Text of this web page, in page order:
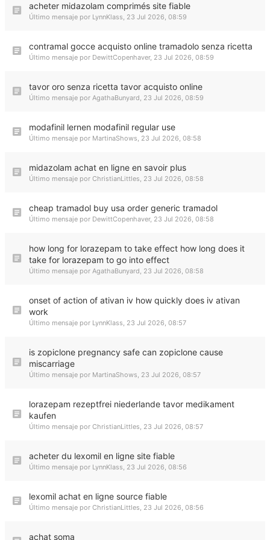
acheter midazolam comprimés site fiable
Último mensaje por LynnKlass, 23 Jul 2026, 08:59
contramal gocce acquisto online tramadolo senza ricetta
Último mensaje por DewittCopenhaver, 23 Jul 2026, 08:59
tavor oro senza ricetta tavor acquisto online
Último mensaje por AgathaBunyard, 23 Jul 2026, 08:59
modafinil lernen modafinil regular use
Último mensaje por MartinaShows, 23 Jul 2026, 08:58
midazolam achat en ligne en savoir plus
Último mensaje por ChristianLittles, 23 Jul 2026, 08:58
cheap tramadol buy usa order generic tramadol
Último mensaje por DewittCopenhaver, 23 Jul 2026, 08:58
how long for lorazepam to take effect how long does it
take for lorazepam to go into effect
Último mensaje por AgathaBunyard, 23 Jul 2026, 08:58
onset of action of ativan iv how quickly does iv ativan
work
Último mensaje por LynnKlass, 23 Jul 2026, 08:57
is zopiclone pregnancy safe can zopiclone cause
miscarriage
Último mensaje por MartinaShows, 23 Jul 2026, 08:57
lorazepam rezeptfrei niederlande tavor medikament
kaufen
Último mensaje por ChristianLittles, 23 Jul 2026, 08:57
acheter du lexomil en ligne site fiable
Último mensaje por LynnKlass, 23 Jul 2026, 08:56
lexomil achat en ligne source fiable
Último mensaje por ChristianLittles, 23 Jul 2026, 08:56
achat soma